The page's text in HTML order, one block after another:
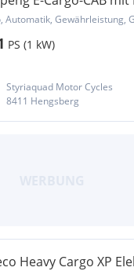
Automatik, Gewährleistung,
PS (1 kW)
Styriaquad Motor Cycles
8411 Hengsberg
Heavy Cargo XP